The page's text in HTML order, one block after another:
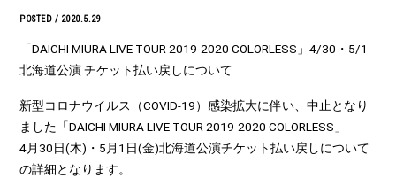
MAIL MAGAZINE
POSTED / 2020.5.29
「DAICHI MIURA LIVE TOUR 2019-2020 COLORLESS」4/30・5/1
北海道公演 チケット払い戻しについて
新型コロナウイルス（COVID-19）感染拡大に伴い、中止となり
ました「DAICHI MIURA LIVE TOUR 2019-2020 COLORLESS」
4月30日(木)・5月1日(金)北海道公演チケット払い戻しについて
の詳細となります。